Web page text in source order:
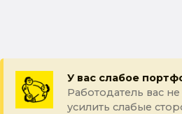
У вас слабое
Работодатель вас
усилить слабые